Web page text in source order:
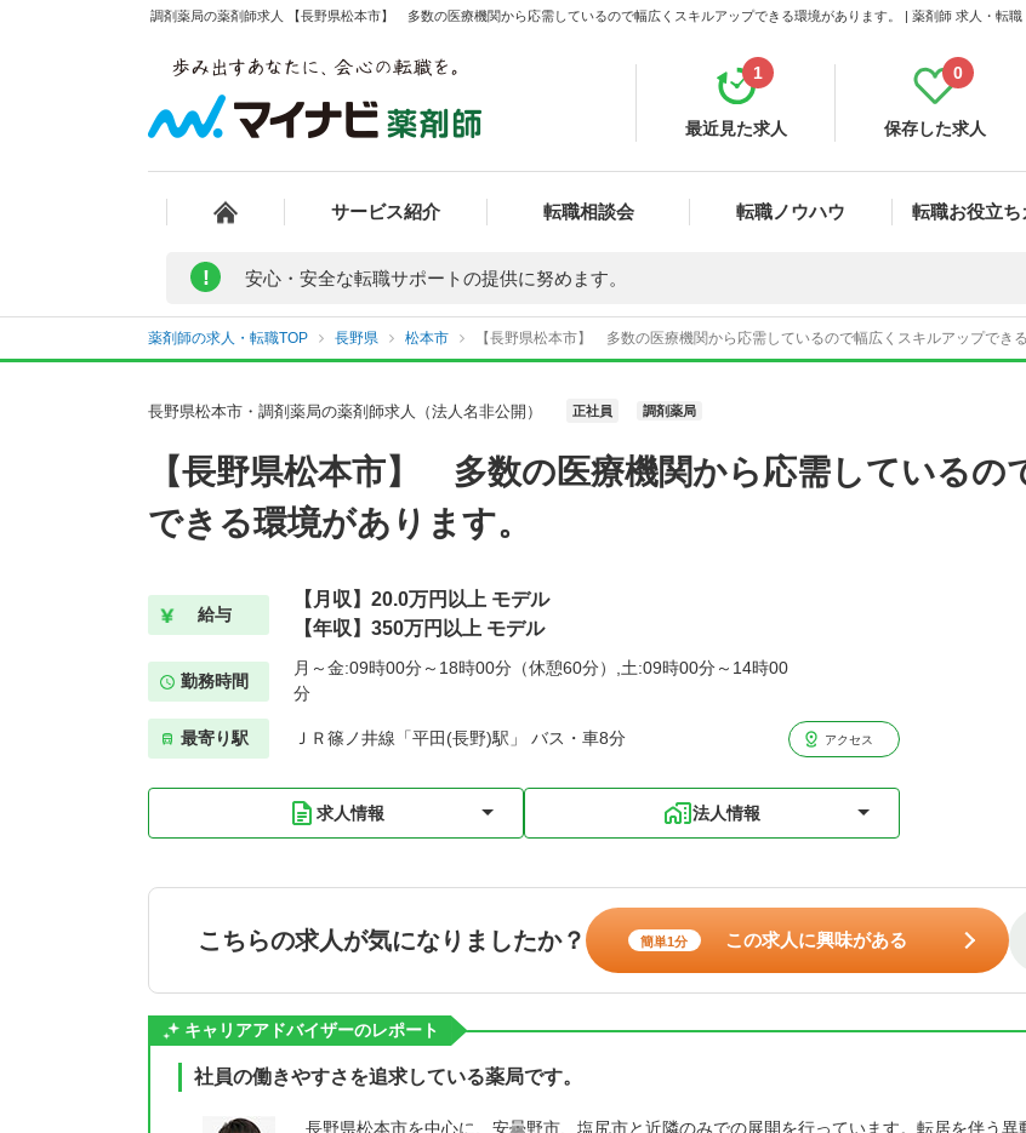
調剤薬局の薬剤師求人 【長野県松本市】 多数の医療機関から応需しているので幅広くスキルアップできる環境があります。 | 薬剤師 求人・転職
最近見た求人
1
保存した求人
0
サービス紹介 転職相談会 転職ノウハウ 転職お役立ち
! 安心・安全な転職サポートの提供に努めます。
薬剤師の求人・転職TOP 長野県 松本市 【長野県松本市】 多数の医療機関から応需しているので幅広くスキルアップでき
長野県松本市・調剤薬局の薬剤師求人（法人名非公開） 正社員 調剤薬局
【長野県松本市】 多数の医療機関から応需しているの
できる環境があります。
給与
【月収】20.0万円以上 モデル
【年収】350万円以上 モデル
勤務時間
月～金:09時00分～18時00分（休憩60分）,土:09時00分～14時00
分
最寄り駅 ＪＲ篠ノ井線「平田(長野)駅」 バス・車8分 アクセス
求人情報 法人情報
こちらの求人が気になりましたか？ 簡単1分 この求人に興味がある
キャリアアドバイザーのレポート
社員の働きやすさを追求している薬局です。
長野県松本市を中心に、安曇野市、塩尻市と近隣のみでの展開を行っています。転居を伴う異